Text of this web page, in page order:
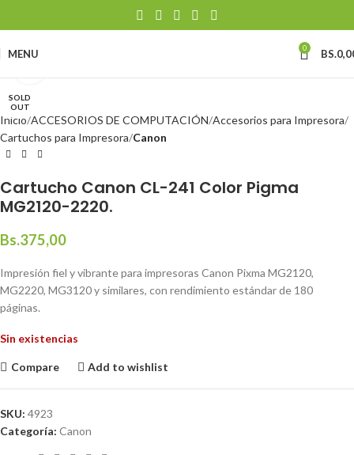
MENU 0 BS.
SOLD
OUT
Inicio ACCESORIOS DE COMPUTACIÓN Accesorios para Impresora
Cartuchos para Impresora Canon
Cartucho Canon CL-241 Color Pigma
MG2120-2220.
Bs.375,00
Impresión fiel y vibrante para impresoras Canon Pixma MG2120,
MG2220, MG3120 y similares, con rendimiento estándar de 180
páginas.
Sin existencias
Compare Add to wishlist
SKU: 4923
Categoría: Canon